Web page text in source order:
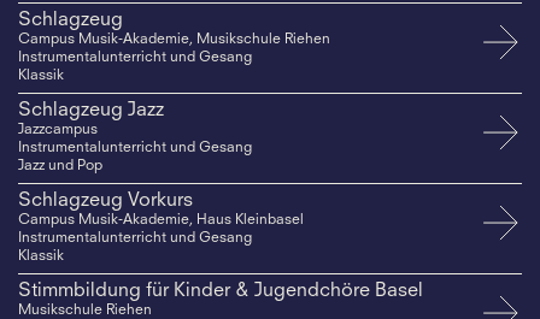
Schlagzeug
Campus Musik-Akademie, Musikschule Riehen
Instrumentalunterricht und Gesang
Klassik
Schlagzeug Jazz
Jazzcampus
Instrumentalunterricht und Gesang
Jazz und Pop
Schlagzeug Vorkurs
Campus Musik-Akademie, Haus Kleinbasel
Instrumentalunterricht und Gesang
Klassik
Stimmbildung für Kinder & Jugendchöre Basel
Musikschule Riehen